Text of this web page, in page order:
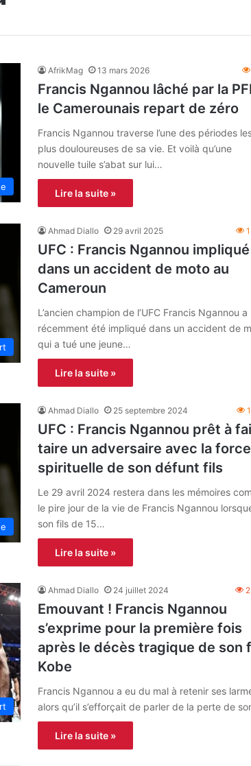
AfrikMag 13 mars 2026
Francis Ngannou lâché par la
le Camerounais repart de zéro
Francis Ngannou traverse l’une des périodes
plus douloureuses de sa vie. Et voilà qu’une
nouvelle tuile s’abat sur lui…
Lire la suite »
Ahmad Diallo 29 avril 2025
UFC : Francis Ngannou impliqué
dans un accident de moto au
Cameroun
L’ancien champion de l’UFC Francis Ngannou a
récemment été impliqué dans un accident de
qui a tué une jeune…
Lire la suite »
Ahmad Diallo 25 septembre 2024
UFC : Francis Ngannou prêt à
taire un adversaire avec la force
spirituelle de son défunt fils
Le 29 avril 2024 restera dans les mémoires
le pire jour de la vie de Francis Ngannou
son fils de 15…
Lire la suite »
Ahmad Diallo 24 juillet 2024
Emouvant ! Francis Ngannou
s’exprime pour la première fois
après le décès tragique de son
Kobe
Francis Ngannou a eu du mal à retenir ses
alors qu’il s’efforçait de parler de la perte de
Lire la suite »